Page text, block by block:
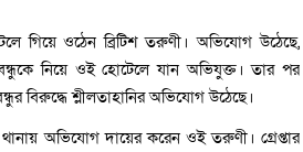
গিয়ে ওঠেন ব্রিটিশ তরুণী। অভিযোগ উঠেছে,
নিয়ে ওই হোটেলে যান অভিযুক্ত। তার পর
বিরুদ্ধে শ্লীলতাহানির অভিযোগ উঠ‌েছে।
থানায় অভিযোগ দায়ের করেন ওই তরুণী। গ্রেপ্তার